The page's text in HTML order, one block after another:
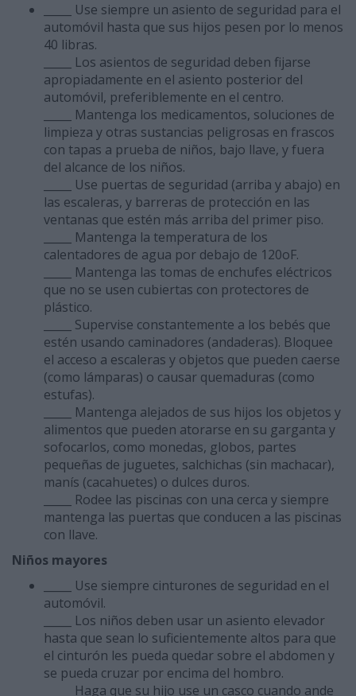
_____ Use siempre un asiento de seguridad para el
automóvil hasta que sus hijos pesen por lo menos
40 libras.
_____ Los asientos de seguridad deben fijarse
apropiadamente en el asiento posterior del
automóvil, preferiblemente en el centro.
_____ Mantenga los medicamentos, soluciones de
limpieza y otras sustancias peligrosas en frascos
con tapas a prueba de niños, bajo llave, y fuera
del alcance de los niños.
_____ Use puertas de seguridad (arriba y abajo) en
las escaleras, y barreras de protección en las
ventanas que estén más arriba del primer piso.
_____ Mantenga la temperatura de los
calentadores de agua por debajo de 120oF.
_____ Mantenga las tomas de enchufes eléctricos
que no se usen cubiertas con protectores de
plástico.
_____ Supervise constantemente a los bebés que
estén usando caminadores (andaderas). Bloquee
el acceso a escaleras y objetos que pueden caerse
(como lámparas) o causar quemaduras (como
estufas).
_____ Mantenga alejados de sus hijos los objetos y
alimentos que pueden atorarse en su garganta y
sofocarlos, como monedas, globos, partes
pequeñas de juguetes, salchichas (sin machacar),
manís (cacahuetes) o dulces duros.
_____ Rodee las piscinas con una cerca y siempre
mantenga las puertas que conducen a las piscinas
con llave.
Niños mayores
_____ Use siempre cinturones de seguridad en el
automóvil.
_____ Los niños deben usar un asiento elevador
hasta que sean lo suficientemente altos para que
el cinturón les pueda quedar sobre el abdomen y
se pueda cruzar por encima del hombro.
_____ Haga que su hijo use un casco cuando ande